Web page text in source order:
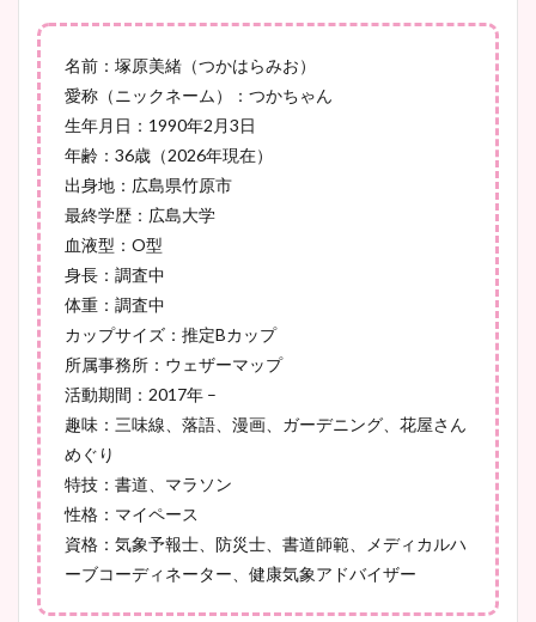
像比較！
豊島実季アナのカップ画像ま
とめ！美脚や水着姿に年齢も
宇賀神メグアナのニット画像
まとめ！足も美脚でカップも
池谷実悠アナのメガネ画像が
かわいい！カップや水着姿も
名前：塚原美緒（つかはらみお）
愛称（ニックネーム）：つかちゃん
生年月日：1990年2月3日
年齢：36歳（2026年現在）
出身地：広島県竹原市
最終学歴：広島大学
血液型：O型
身長：調査中
体重：調査中
カップサイズ：推定Bカップ
所属事務所：ウェザーマップ
活動期間：2017年 –
趣味：三味線、落語、漫画、ガーデニング、花屋さん
めぐり
特技：書道、マラソン
性格：マイペース
資格：気象予報士、防災士、書道師範、メディカルハ
ーブコーディネーター、健康気象アドバイザー